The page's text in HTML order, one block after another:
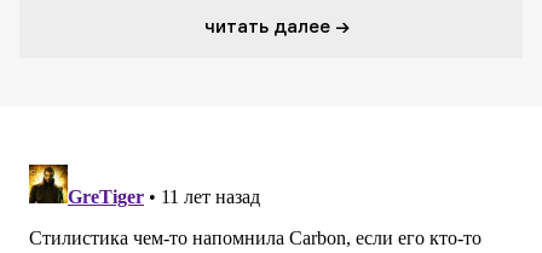
читать далее →